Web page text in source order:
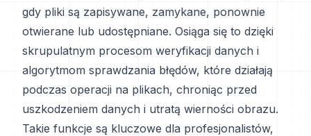
gdy pliki są zapisywane, zamykane, ponownie
otwierane lub udostępniane. Osiąga się to dzięki
skrupulatnym procesom weryfikacji danych i
algorytmom sprawdzania błędów, które działają
podczas operacji na plikach, chroniąc przed
uszkodzeniem danych i utratą wierności obrazu.
Takie funkcje są kluczowe dla profesjonalistów,